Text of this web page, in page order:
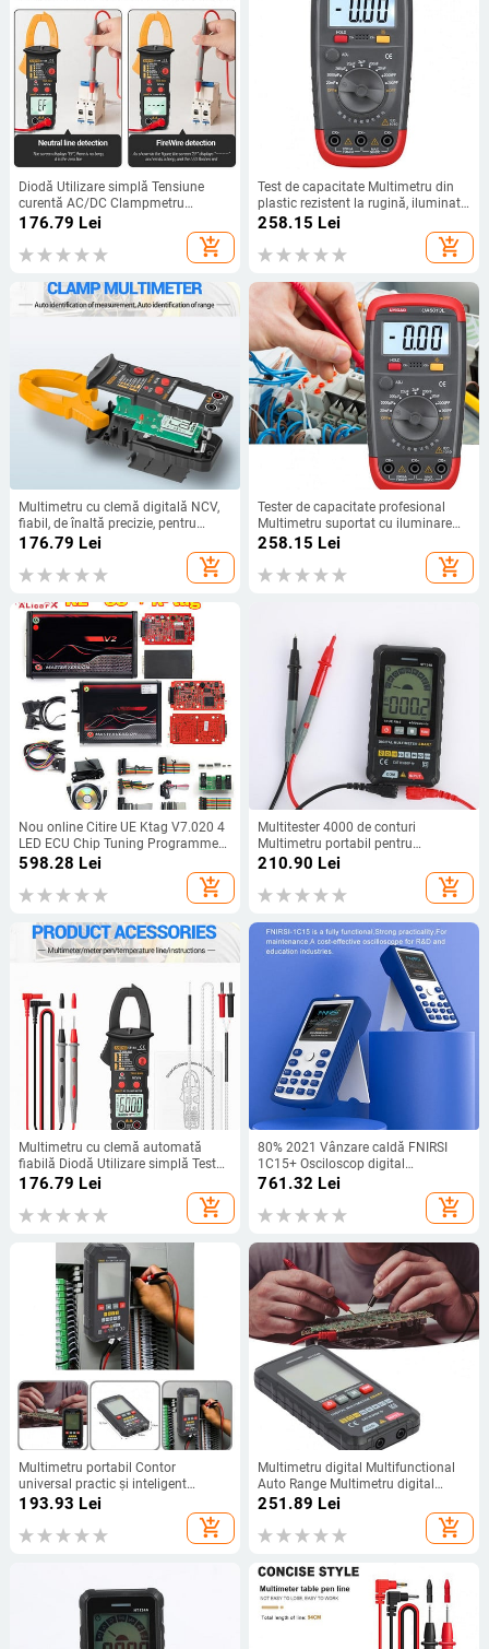
Diodă Utilizare simplă Tensiune
curentă AC/DC Clampmetru
electrician de înaltă precizie
Multimetru cu clemă automată
pentru birou
176.79 Lei
add_shopping_cart
Test de capacitate Multimetru din
plastic rezistent la rugină, iluminat
din spate, pentru electrician
258.15 Lei
add_shopping_cart
Multimetru cu clemă digitală NCV,
fiabil, de înaltă precizie, pentru
electrician, alimentat cu baterie,
176.79 Lei
add_shopping_cart
Tester de capacitate profesional
Multimetru suportat cu iluminare
din spate Test de capacitate digital
Tester de capacitate rezistent la
rugină
258.15 Lei
add_shopping_cart
Nou online Citire UE Ktag V7.020 4
LED ECU Chip Tuning Programmer
K-tag 7.020 SW 2.25 Kess 5.017
Instrument de reparație auto pentru
camion auto
598.28 Lei
add_shopping_cart
Multitester 4000 de conturi
Multimetru portabil pentru
păstrarea datelor ignifug pentru
aparate electrice de uz casnic
210.90 Lei
add_shopping_cart
Multimetru cu clemă automată
fiabilă Diodă Utilizare simplă Tester
electric Contor Iluminare din spate
Ecran Multimetru cu clemă digitală
176.79 Lei
add_shopping_cart
80% 2021 Vânzare caldă FNIRSI
1C15+ Osciloscop digital
profesional 500MS/S 110M lățime
761.32 Lei
add_shopping_cart
Multimetru portabil Contor
universal practic și inteligent
Multimetru portabil cu prindere
193.93 Lei
add_shopping_cart
Multimetru digital Multifunctional
Auto Range Multimetru digital
portabil Multitester versatil
251.89 Lei
add_shopping_cart